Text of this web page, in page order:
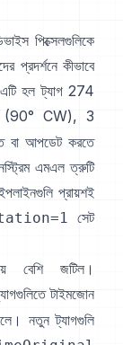
পিক্সেলগুলিকে
প্রদর্শনে কীভাবে
হল ট্যাগ 274
(90° CW), 3
বা আপডেট করতে
এমএল ত্রুটি
প্রায়শই
সেট
বেশি জটিল।
টাইমজোন
নতুন ট্যাগগুলি